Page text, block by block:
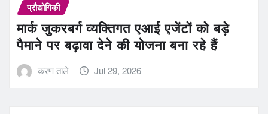
प्रौद्योगिकी
मार्क जुकरबर्ग व्यक्तिगत एआई एजेंटों को बड़े
पैमाने पर बढ़ावा देने की योजना बना रहे हैं
करण ताले Jul 29, 2026